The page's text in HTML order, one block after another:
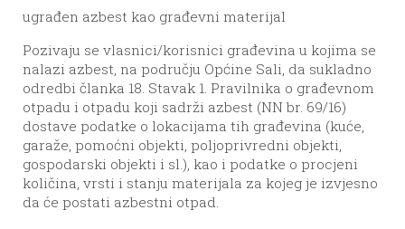
ugrađen azbest kao građevni materijal
Pozivaju se vlasnici/korisnici građevina u kojima se
nalazi azbest, na području Općine Sali, da sukladno
odredbi članka 18. Stavak 1. Pravilnika o građevnom
otpadu i otpadu koji sadrži azbest (NN br. 69/16)
dostave podatke o lokacijama tih građevina (kuće,
garaže, pomoćni objekti, poljoprivredni objekti,
gospodarski objekti i sl.), kao i podatke o procjeni
količina, vrsti i stanju materijala za kojeg je izvjesno
da će postati azbestni otpad.